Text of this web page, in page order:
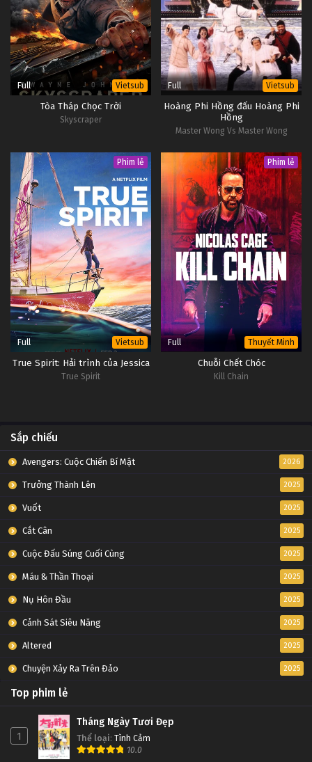
Full Vietsub
Tòa Tháp Chọc Trời
Skyscraper
Full Vietsub
Hoàng Phi Hồng đấu Hoàng Phi
Hồng
Master Wong Vs Master Wong
Phim lẻ
Full Vietsub
True Spirit: Hải trình của Jessica
True Spirit
Phim lẻ
Full Thuyết Minh
Chuỗi Chết Chóc
Kill Chain
Sắp chiếu
Avengers: Cuộc Chiến Bí Mật 2026
Trưởng Thành Lên 2025
Vuốt 2025
Cắt Cân 2025
Cuộc Đấu Súng Cuối Cùng 2025
Máu & Thần Thoại 2025
Nụ Hôn Đầu 2025
Cảnh Sát Siêu Năng 2025
Altered 2025
Chuyện Xảy Ra Trên Đảo 2025
Top phim lẻ
1
Tháng Ngày Tươi Đẹp
Thể loại: Tình Cảm
10.0